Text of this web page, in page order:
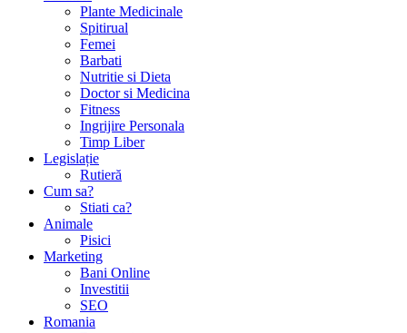
Plante Medicinale
Spitirual
Femei
Barbati
Nutritie si Dieta
Doctor si Medicina
Fitness
Ingrijire Personala
Timp Liber
Legislație
Rutieră
Cum sa?
Stiati ca?
Animale
Pisici
Marketing
Bani Online
Investitii
SEO
Romania